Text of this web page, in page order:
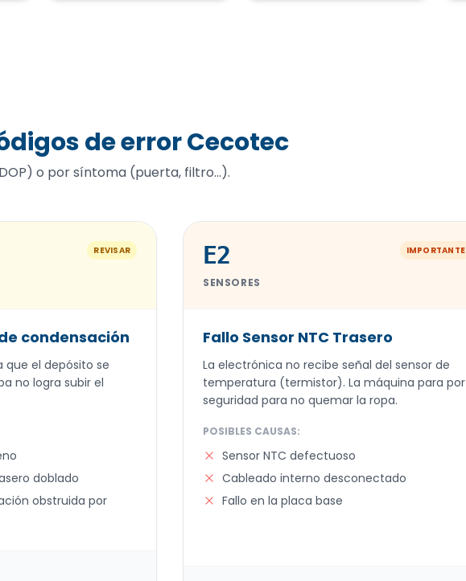
de error Cecotec
DOP) o por síntoma (puerta, filtro...).
REVISAR
condensación
que el depósito se
no logra subir el
doblado
obstruida por
E2 IMPORTANTE
SENSORES
Fallo Sensor NTC Trasero
La electrónica no recibe señal del sensor de
temperatura (termistor). La máquina para por
seguridad para no quemar la ropa.
POSIBLES CAUSAS:
Sensor NTC defectuoso
Cableado interno desconectado
Fallo en la placa base